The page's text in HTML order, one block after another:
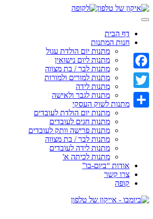
Skip
to
דף הבית
חנות המתנות
מתנות יום הולדת עגול
מתנות ליום נישואין
מתנות לבר / בת מצווה
מתנות למורים ולמורות
מתנות לידה
מתנות לגבר ולאישה
מתנות לשוק העסקי
מתנות יום הולדת לעובדים
מתנות חגים לעובדים
מתנות פרישה וותק לעובדים
מתנות לבר / בת מצווה
מתנות לידה לעובדים
מתנות לכיתה א'
אודות “ביום-בו”
צרו קשר
קופה
Facebook
Twitter